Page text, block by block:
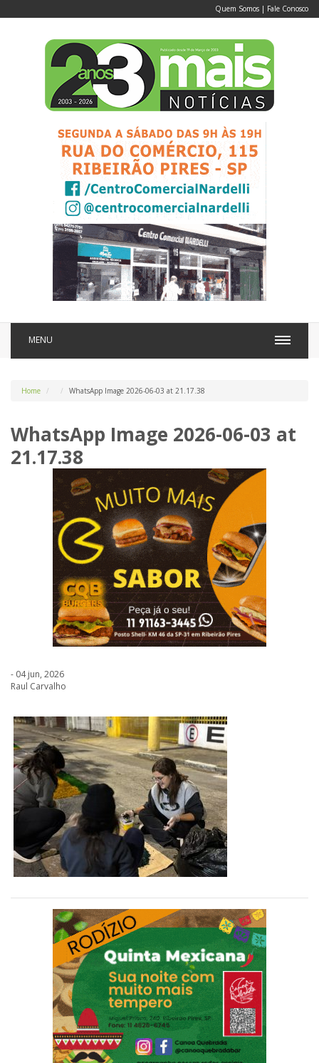
Quem Somos | Fale Conosco
MENU
Home WhatsApp Image 2026-06-03 at 21.17.38
WhatsApp Image 2026-06-03 at
21.17.38
- 04 jun, 2026
Raul Carvalho